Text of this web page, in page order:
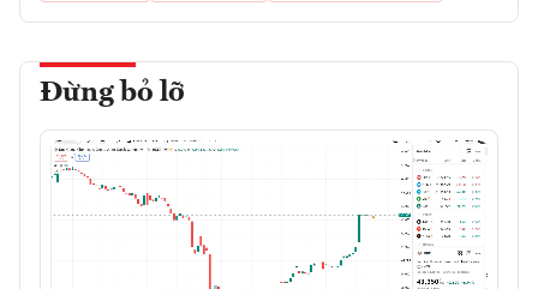
Đừng bỏ lỡ